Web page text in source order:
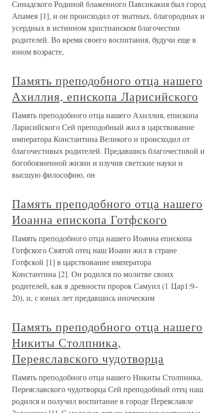
Синадского Родиной блаженного Павсикакия был город
Апамея [1], и он происходил от знатных, благородных и
усердных в истинном христианском благочестии
родителей. Во время своего воспитания, будучи еще в
юном возрасте,
Память преподобного отца нашего
Ахиллия, епископа Ларисийского
Память преподобного отца нашего Ахиллия, епископа
Ларисийского Сей преподобный жил в царствование
императора Константина Великого и происходил от
благочестивых родителей. Предавшись благочестивой и
богобоязненной жизни и изучив светские науки и
высшую философию, он
Память преподобного отца нашего
Иоанна епископа Готфского
Память преподобного отца нашего Иоанна епископа
Готфского Святой отец наш Иоанн жил в стране
Готфской [1] в царствование императора
Константина [2]. Он родился по молитве своих
родителей, как в древности пророк Самуил (1 Цар1:9–
20), и, с юных лет предавшись иноческим
Память преподобного отца нашего
Никиты Столпника,
Переяславского чудотворца
Память преподобного отца нашего Никиты Столпника,
Переяславского чудотворца Сей преподобный отец наш
родился и получил воспитание в городе Переяславле